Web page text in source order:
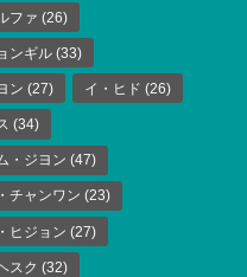
ファ (26)
ンギル (33)
ン (27) イ・ヒド (26)
(34)
・ジヨン (47)
チャンワン (23)
ヒジョン (27)
スク (32)